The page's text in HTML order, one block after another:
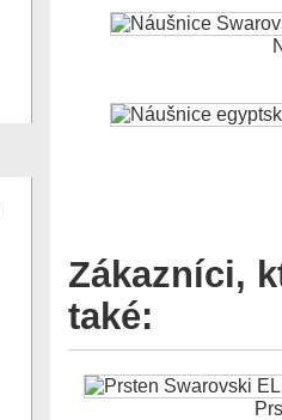
Zákazníci,
také: